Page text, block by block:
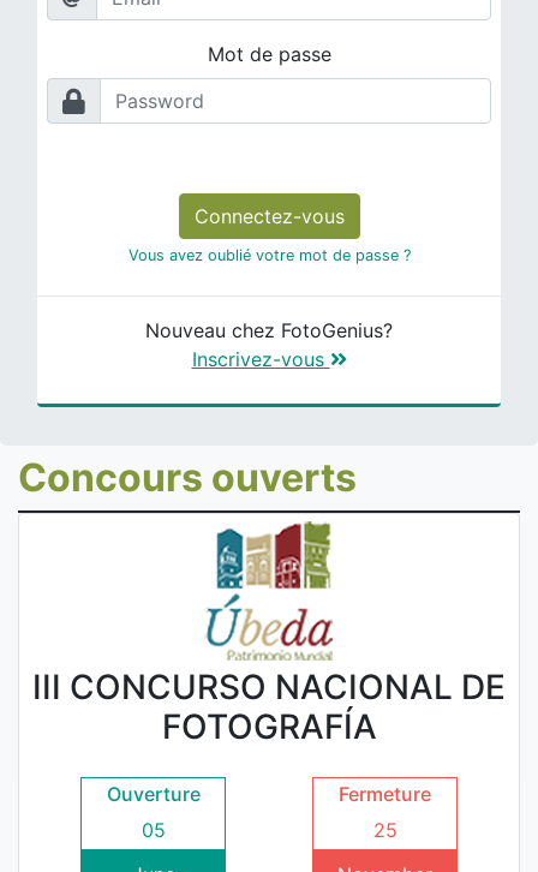
Mot de passe
Connectez-vous
Vous avez oublié votre mot de passe ?
Nouveau chez FotoGenius?
Inscrivez-vous
Concours ouverts
III CONCURSO NACIONAL DE
FOTOGRAFÍA
Ouverture
05
Fermeture
25